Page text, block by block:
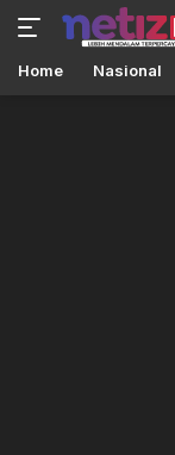
Home Nasional